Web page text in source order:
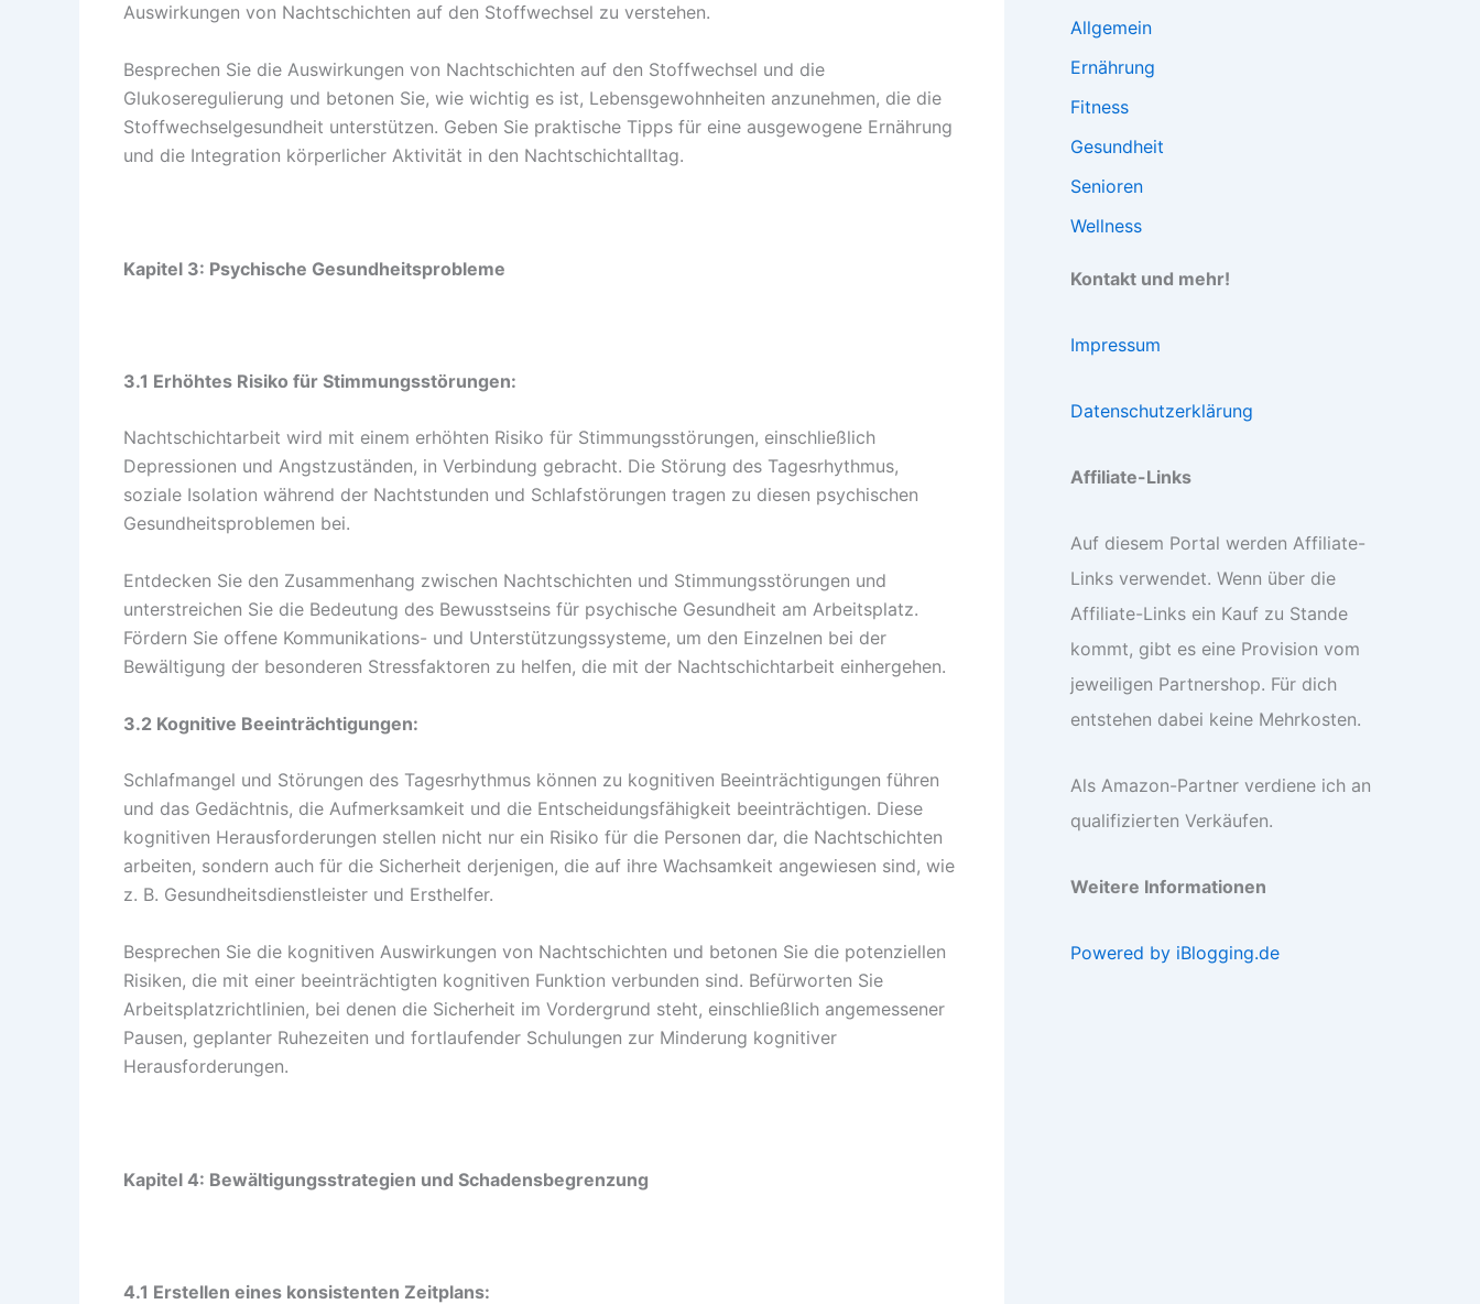
Auswirkungen von Nachtschichten auf den Stoffwechsel zu verstehen.
Besprechen Sie die Auswirkungen von Nachtschichten auf den Stoffwechsel und die
Glukoseregulierung und betonen Sie, wie wichtig es ist, Lebensgewohnheiten anzunehmen, die die
Stoffwechselgesundheit unterstützen. Geben Sie praktische Tipps für eine ausgewogene Ernährung
und die Integration körperlicher Aktivität in den Nachtschichtalltag.
Kapitel 3: Psychische Gesundheitsprobleme
3.1 Erhöhtes Risiko für Stimmungsstörungen:
Nachtschichtarbeit wird mit einem erhöhten Risiko für Stimmungsstörungen, einschließlich
Depressionen und Angstzuständen, in Verbindung gebracht. Die Störung des Tagesrhythmus,
soziale Isolation während der Nachtstunden und Schlafstörungen tragen zu diesen psychischen
Gesundheitsproblemen bei.
Entdecken Sie den Zusammenhang zwischen Nachtschichten und Stimmungsstörungen und
unterstreichen Sie die Bedeutung des Bewusstseins für psychische Gesundheit am Arbeitsplatz.
Fördern Sie offene Kommunikations- und Unterstützungssysteme, um den Einzelnen bei der
Bewältigung der besonderen Stressfaktoren zu helfen, die mit der Nachtschichtarbeit einhergehen.
3.2 Kognitive Beeinträchtigungen:
Schlafmangel und Störungen des Tagesrhythmus können zu kognitiven Beeinträchtigungen führen
und das Gedächtnis, die Aufmerksamkeit und die Entscheidungsfähigkeit beeinträchtigen. Diese
kognitiven Herausforderungen stellen nicht nur ein Risiko für die Personen dar, die Nachtschichten
arbeiten, sondern auch für die Sicherheit derjenigen, die auf ihre Wachsamkeit angewiesen sind, wie
z. B. Gesundheitsdienstleister und Ersthelfer.
Besprechen Sie die kognitiven Auswirkungen von Nachtschichten und betonen Sie die potenziellen
Risiken, die mit einer beeinträchtigten kognitiven Funktion verbunden sind. Befürworten Sie
Arbeitsplatzrichtlinien, bei denen die Sicherheit im Vordergrund steht, einschließlich angemessener
Pausen, geplanter Ruhezeiten und fortlaufender Schulungen zur Minderung kognitiver
Herausforderungen.
Kapitel 4: Bewältigungsstrategien und Schadensbegrenzung
4.1 Erstellen eines konsistenten Zeitplans:
Allgemein
Ernährung
Fitness
Gesundheit
Senioren
Wellness
Kontakt und mehr!
Impressum
Datenschutzerklärung
Affiliate-Links
Auf diesem Portal werden Affiliate-
Links verwendet. Wenn über die
Affiliate-Links ein Kauf zu Stande
kommt, gibt es eine Provision vom
jeweiligen Partnershop. Für dich
entstehen dabei keine Mehrkosten.
Als Amazon-Partner verdiene ich an
qualifizierten Verkäufen.
Weitere Informationen
Powered by iBlogging.de